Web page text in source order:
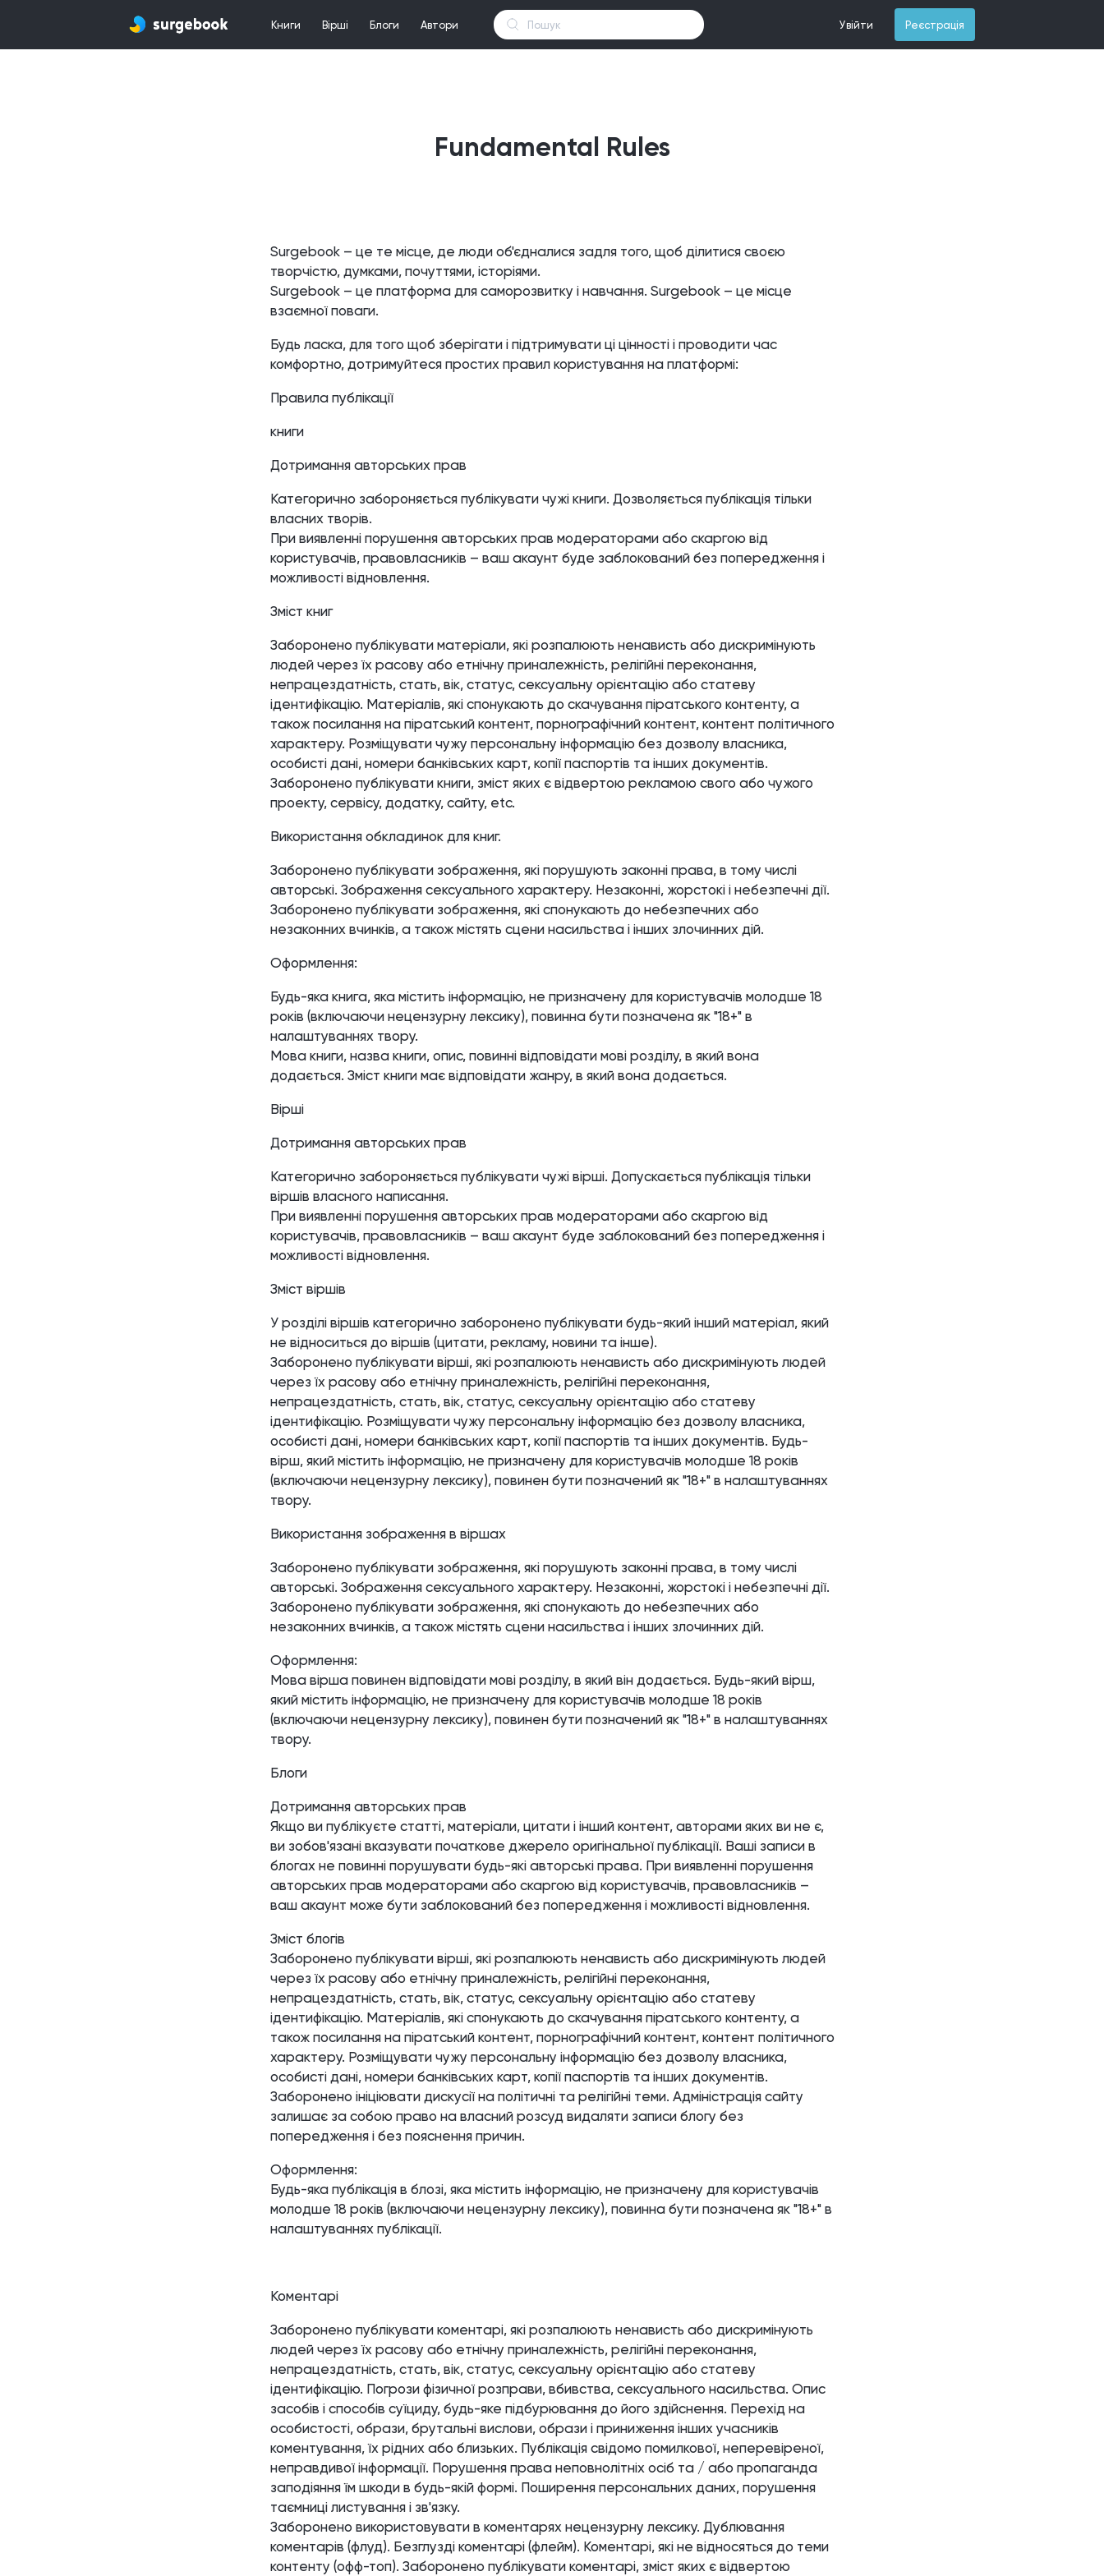
Книги Вірші Блоги Автори Увійти Реєстрація
Fundamental Rules
Surgebook – це те місце, де люди об'єдналися задля того, щоб ділитися своєю
творчістю, думками, почуттями, історіями.
Surgebook – це платформа для саморозвитку і навчання. Surgebook – це місце
взаємної поваги.
Будь ласка, для того щоб зберігати і підтримувати ці цінності і проводити час
комфортно, дотримуйтеся простих правил користування на платформі:
Правила публікації
книги
Дотримання авторських прав
Категорично забороняється публікувати чужі книги. Дозволяється публікація тільки
власних творів.
При виявленні порушення авторських прав модераторами або скаргою від
користувачів, правовласників – ваш акаунт буде заблокований без попередження і
можливості відновлення.
Зміст книг
Заборонено публікувати матеріали, які розпалюють ненависть або дискримінують
людей через їх расову або етнічну приналежність, релігійні переконання,
непрацездатність, стать, вік, статус, сексуальну орієнтацію або статеву
ідентифікацію. Матеріалів, які спонукають до скачування піратського контенту, а
також посилання на піратський контент, порнографічний контент, контент політичного
характеру. Розміщувати чужу персональну інформацію без дозволу власника,
особисті дані, номери банківських карт, копії паспортів та інших документів.
Заборонено публікувати книги, зміст яких є відвертою рекламою свого або чужого
проекту, сервісу, додатку, сайту, etc.
Використання обкладинок для книг.
Заборонено публікувати зображення, які порушують законні права, в тому числі
авторські. Зображення сексуального характеру. Незаконні, жорстокі і небезпечні дії.
Заборонено публікувати зображення, які спонукають до небезпечних або
незаконних вчинків, а також містять сцени насильства і інших злочинних дій.
Оформлення:
Будь-яка книга, яка містить інформацію, не призначену для користувачів молодше 18
років (включаючи нецензурну лексику), повинна бути позначена як "18+" в
налаштуваннях твору.
Мова книги, назва книги, опис, повинні відповідати мові розділу, в який вона
додається. Зміст книги має відповідати жанру, в який вона додається.
Вірші
Дотримання авторських прав
Категорично забороняється публікувати чужі вірші. Допускається публікація тільки
віршів власного написання.
При виявленні порушення авторських прав модераторами або скаргою від
користувачів, правовласників – ваш акаунт буде заблокований без попередження і
можливості відновлення.
Зміст віршів
У розділі віршів категорично заборонено публікувати будь-який інший матеріал, який
не відноситься до віршів (цитати, рекламу, новини та інше).
Заборонено публікувати вірші, які розпалюють ненависть або дискримінують людей
через їх расову або етнічну приналежність, релігійні переконання,
непрацездатність, стать, вік, статус, сексуальну орієнтацію або статеву
ідентифікацію. Розміщувати чужу персональну інформацію без дозволу власника,
особисті дані, номери банківських карт, копії паспортів та інших документів. Будь-
вірш, який містить інформацію, не призначену для користувачів молодше 18 років
(включаючи нецензурну лексику), повинен бути позначений як "18+" в налаштуваннях
твору.
Використання зображення в віршах
Заборонено публікувати зображення, які порушують законні права, в тому числі
авторські. Зображення сексуального характеру. Незаконні, жорстокі і небезпечні дії.
Заборонено публікувати зображення, які спонукають до небезпечних або
незаконних вчинків, а також містять сцени насильства і інших злочинних дій.
Оформлення:
Мова вірша повинен відповідати мові розділу, в який він додається. Будь-який вірш,
який містить інформацію, не призначену для користувачів молодше 18 років
(включаючи нецензурну лексику), повинен бути позначений як "18+" в налаштуваннях
твору.
Блоги
Дотримання авторських прав
Якщо ви публікуєте статті, матеріали, цитати і інший контент, авторами яких ви не є,
ви зобов'язані вказувати початкове джерело оригінальної публікації. Ваші записи в
блогах не повинні порушувати будь-які авторські права. При виявленні порушення
авторських прав модераторами або скаргою від користувачів, правовласників –
ваш акаунт може бути заблокований без попередження і можливості відновлення.
Зміст блогів
Заборонено публікувати вірші, які розпалюють ненависть або дискримінують людей
через їх расову або етнічну приналежність, релігійні переконання,
непрацездатність, стать, вік, статус, сексуальну орієнтацію або статеву
ідентифікацію. Матеріалів, які спонукають до скачування піратського контенту, а
також посилання на піратський контент, порнографічний контент, контент політичного
характеру. Розміщувати чужу персональну інформацію без дозволу власника,
особисті дані, номери банківських карт, копії паспортів та інших документів.
Заборонено ініціювати дискусії на політичні та релігійні теми. Адміністрація сайту
залишає за собою право на власний розсуд видаляти записи блогу без
попередження і без пояснення причин.
Оформлення:
Будь-яка публікація в блозі, яка містить інформацію, не призначену для користувачів
молодше 18 років (включаючи нецензурну лексику), повинна бути позначена як "18+" в
налаштуваннях публікації.
Коментарі
Заборонено публікувати коментарі, які розпалюють ненависть або дискримінують
людей через їх расову або етнічну приналежність, релігійні переконання,
непрацездатність, стать, вік, статус, сексуальну орієнтацію або статеву
ідентифікацію. Погрози фізичної розправи, вбивства, сексуального насильства. Опис
засобів і способів суїциду, будь-яке підбурювання до його здійснення. Перехід на
особистості, образи, брутальні вислови, образи і приниження інших учасників
коментування, їх рідних або близьких. Публікація свідомо помилкової, неперевіреної,
неправдивої інформації. Порушення права неповнолітніх осіб та / або пропаганда
заподіяння їм шкоди в будь-якій формі. Поширення персональних даних, порушення
таємниці листування і зв'язку.
Заборонено використовувати в коментарях нецензурну лексику. Дублювання
коментарів (флуд). Безглузді коментарі (флейм). Коментарі, які не відносяться до теми
контенту (офф-топ). Заборонено публікувати коментарі, зміст яких є відвертою